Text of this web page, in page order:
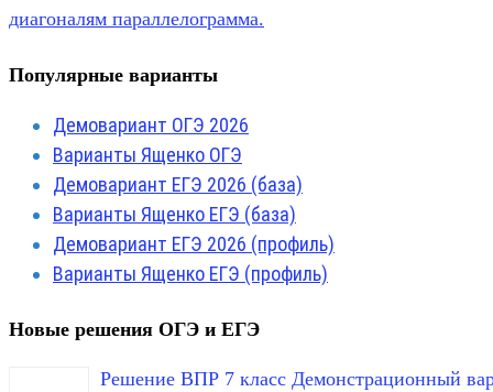
диагоналям параллелограмма.
Популярные варианты
Демовариант ОГЭ 2026
Варианты Ященко ОГЭ
Демовариант ЕГЭ 2026 (база)
Варианты Ященко ЕГЭ (база)
Демовариант ЕГЭ 2026 (профиль)
Варианты Ященко ЕГЭ (профиль)
Новые решения ОГЭ и ЕГЭ
Решение ВПР 7 класс Демонстрационный